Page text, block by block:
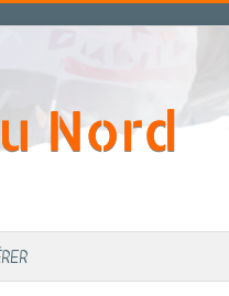
Nord